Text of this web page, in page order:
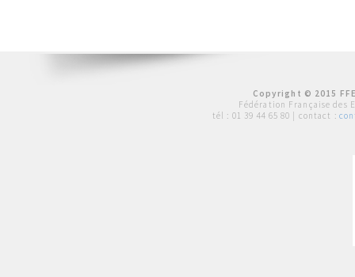
Copyright © 2015
Fédération Française des
tél : 01 39 44 65 80 | contact :